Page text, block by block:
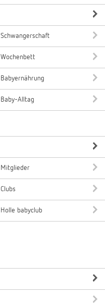
Schwangerschaft
Wochenbett
Babyernährung
Baby-Alltag
Mitglieder
Clubs
Holle babyclub